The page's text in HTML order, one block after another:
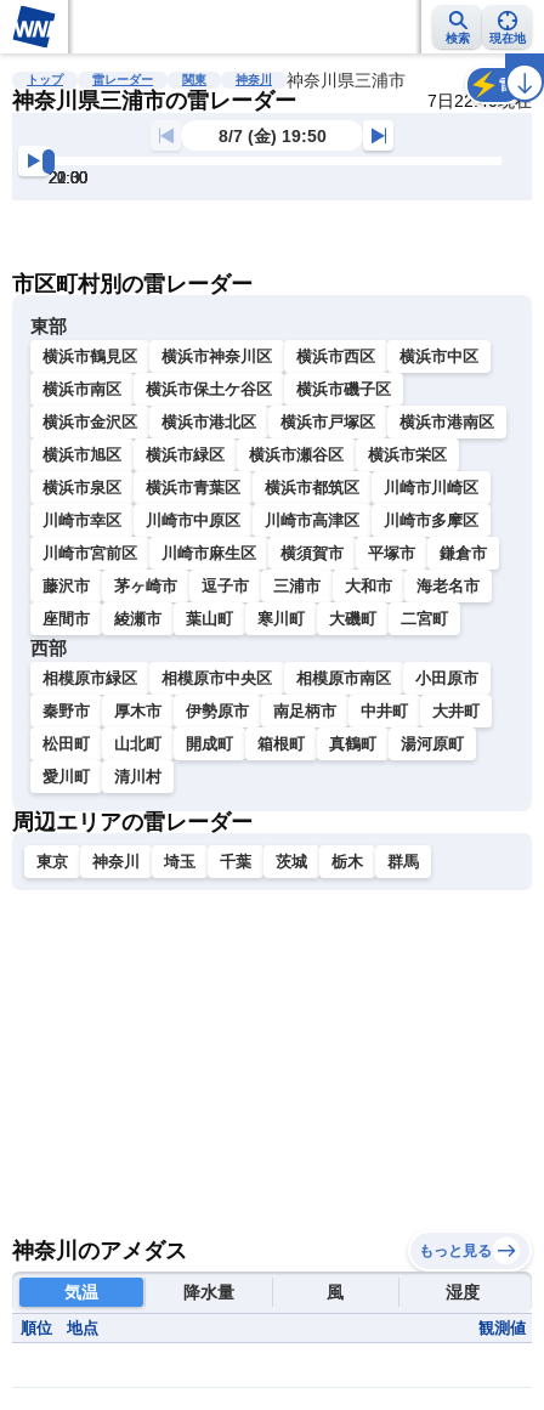
検索 現在地
雨雲レーダー 台風情報 地震情報 警報・注意報 2週間天気 ラ
トップ 雷レーダー 関東 神奈川 神奈川県三浦市
神奈川県三浦市の雷レーダー 7日22:40現在
雷
8/7 (金) 19:50
20:00
20:30
21:00
21:30
22:00
22:30
市区町村別の雷レーダー
東部
横浜市鶴見区 横浜市神奈川区 横浜市西区
横浜市中区
横浜市南区
横浜市保土ケ谷区
横浜市磯子区
横浜市金沢区
横浜市港北区 横浜市戸塚区
横浜市港南区
横浜市旭区
横浜市緑区 横浜市瀬谷区
横浜市栄区
横浜市泉区
横浜市青葉区 横浜市都筑区
川崎市川崎区
川崎市幸区
川崎市中原区 川崎市高津区
川崎市多摩区
川崎市宮前区
川崎市麻生区 横須賀市 平塚市
鎌倉市
藤沢市
茅ヶ崎市 逗子市 三浦市 大和市
海老名市
座間市
綾瀬市 葉山町 寒川町 大磯町 二宮町
西部
相模原市緑区 相模原市中央区 相模原市南区
小田原市
秦野市
厚木市 伊勢原市 南足柄市 中井町
大井町
松田町
山北町 開成町 箱根町 真鶴町
湯河原町
愛川町
清川村
周辺エリアの雷レーダー
東京 神奈川 埼玉 千葉 茨城 栃木 群馬
神奈川のアメダス もっと見る
気温 降水量 風 湿度
順位 地点 観測値